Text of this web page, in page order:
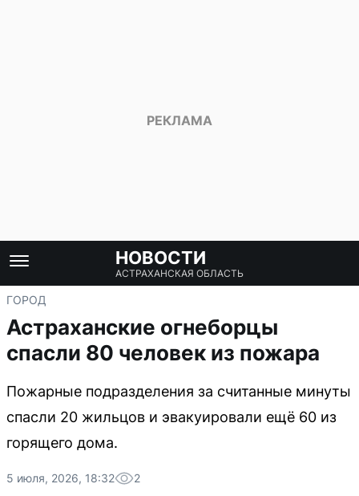
НОВОСТИ
АСТРАХАНСКАЯ ОБЛАСТЬ
ГОРОД
Астраханские огнеборцы
спасли 80 человек из пожара
Пожарные подразделения за считанные минуты
спасли 20 жильцов и эвакуировали ещё 60 из
горящего дома.
5 июля, 2026, 18:32 2